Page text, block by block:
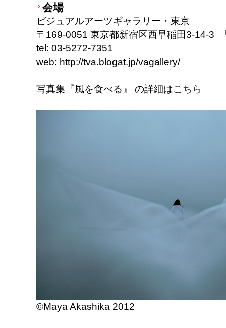
会場
ビジュアルアーツギャラリー・東京
〒169-0051 東京都新宿区西早稲田3-14-3
tel: 03-5272-7351
web: http://tva.blogat.jp/vagallery/
写真集『風を食べる』 の詳細はこちら
©Maya Akashika 2012